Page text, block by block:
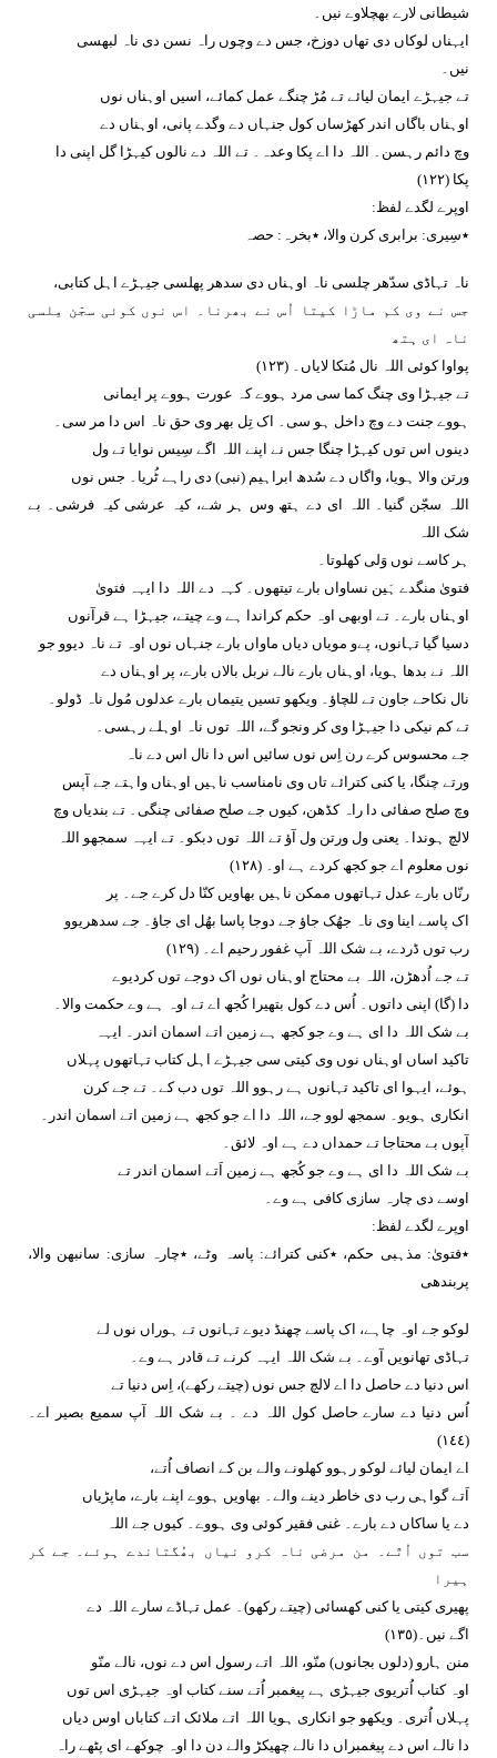
شیطانی لارے بھچلاوے نیں۔
ایہناں لوکاں دی تھاں دوزخ، جس دے وچوں راہ نسن دی ناہ لبھسی
نیں۔
تے جیہڑے ایمان لیائے تے مُڑ چنگے عمل کمائے، اسیں اوہناں نوں
اوہناں باگاں اندر کھڑساں کول جنہاں دے وگدے پانی، اوہناں دے
وچ دائم رہسن۔ اللہ دا اے پکا وعدہ۔ تے اللہ دے نالوں کیہڑا گل اپنی دا
پکا (١٢٢)
اوپرے لگدے لفظ:
٭سِیری: برابری کرن والا، ٭بخرہ: حصہ
ناہ تہاڈی سدّھر چلسی ناہ اوہناں دی سدھر پھلسی جیہڑے اہل کتابی،
جس نے وی کم ماڑا کیتا اُس نے بھرنا۔ اس نوں کوئی سجّن مِلسی
ناہ ای ہتھ
پواوا کوئی اللہ نال مُتکا لایاں۔ (١٢٣)
تے جیہڑا وی چنگ کما سی مرد ہووے کہ عورت ہووے پر ایمانی
ہووے جنت دے وچ داخل ہو سی۔ اک تِل بھر وی حق ناہ اس دا مر سی۔
دینوں اس توں کیہڑا چنگا جس نے اپنے اللہ اگے سِیس نوایا تے ول
ورتن والا ہویا، واگاں دے سُدھ ابراہیم (نبی) دی راہے ٹُریا۔ جس نوں
اللہ سجّن گنیا۔ اللہ ای دے ہتھ وس ہر شے، کیہ عرشی کیہ فرشی۔ بے
شک اللہ
ہر کاسے نوں وَلی کھلوتا۔
فتویٰ منگدے ہَین نساواں بارے تیتھوں۔ کہہ دے اللہ دا ایہہ فتویٰ
اوہناں بارے۔ تے اوبھی اوہ حکم کراندا ہے وے چیتے، جیہڑا ہے قرآنوں
دسیا گیا تہانوں، پےو مویاں دیاں ماواں بارے جنہاں نوں اوہ تے ناہ دیوو جو
اللہ نے بدھا ہویا، اوہناں بارے نالے نربل بالاں بارے، پر اوہناں دے
نال نکاحے جاون تے للچاؤ۔ ویکھو تسیں یتیماں بارے عدلوں مُول ناہ ڈولو۔
تے کم نیکی دا جیہڑا وی کر ونجو گے، اللہ توں ناہ اوہلے رہسی۔
جے محسوس کرے رن اِس نوں سائیں اس دا نال اس دے ناہ
ورتے چنگا، یا کنی کترائے تاں وی نامناسب ناہیں اوہناں واہتے جے آپس
وچ صلح صفائی دا راہ کڈھن، کیوں جے صلح صفائی چنگی۔ تے بندیاں وچ
لالچ ہوندا۔ یعنی ول ورتن ول آؤ تے اللہ توں دبکو۔ تے ایہہ سمجھو اللہ
نوں معلوم اے جو کجھ کردے ہے او۔ (١٢٨)
رنّاں بارے عدل تہاتھوں ممکن ناہیں بھاویں کنّا دل کرے جے۔ پر
اک پاسے اینا وی ناہ جھُک جاؤ جے دوجا پاسا بھُل ای جاؤ۔ جے سدھریوو
رب توں ڈردے، بے شک اللہ آپ غفور رحیم اے۔ (١٢٩)
تے جے اُدھڑن، اللہ بے محتاج اوہناں نوں اک دوجے توں کردیوے
دا (گا) اپنی داتوں۔ اُس دے کول بتھیرا کُجھ اے تے اوہ ہے وے حکمت والا۔
بے شک اللہ دا ای ہے وے جو کجھ ہے زمین اتے اسمان اندر۔ ایہہ
تاکید اساں اوہناں نوں وی کیتی سی جیہڑے اہل کتاب تہاتھوں پہلاں
ہوئے، ایہوا ای تاکید تہانوں ہے رہوو اللہ توں دب کے۔ تے جے کرن
انکاری ہویو۔ سمجھ لوو جے، اللہ دا اے جو کجھ ہے زمین اتے اسمان اندر۔
آپوں بے محتاجا تے حمداں دے ہے اوہ لائق۔
بے شک اللہ دا ای ہے وے جو کُجھ ہے زمین اَتے اسمان اندر تے
اوسے دی چارہ سازی کافی ہے وے۔
اوپرے لگدے لفظ:
٭فتویٰ: مذہبی حکم، ٭کنی کترائے: پاسہ وٹے، ٭چارہ سازی: سانبھن والا،
پربندھی
لوکو جے اوہ چاہے، اک پاسے چھنڈ دیوے تہانوں تے ہوراں نوں لے
تہاڈی تھانویں آوے۔ بے شک اللہ ایہہ کرنے تے قادر ہے وے۔
اس دنیا دے حاصل دا اے لالچ جس نوں (چیتے رکھے)، اِس دنیا تے
اُس دنیا دے سارے حاصل کول اللہ دے ۔ بے شک اللہ آپ سمیع بصیر اے۔
(١٤٤)
اے ایمان لیائے لوکو رہوو کھلونے والے بن کے انصاف اُتے،
اَتے گواہی رب دی خاطر دینے والے۔ بھاویں ہووے اپنے بارے، ماپڑیاں
دے یا ساکاں دے بارے۔ غنی فقیر کوئی وی ہووے۔ کیوں جے اللہ
سب توں اُتّے۔ من مرضی ناہ کرو نیاں بھُگتاندے ہوئے۔ جے کر
ہیرا
پھیری کیتی یا کنی کھسائی (چیتے رکھو)۔ عمل تہاڈے سارے اللہ دے
اگے نیں۔(١٣٥)
منن ہارو (دلوں بجانوں) منّو، اللہ اتے رسول اس دے نوں، نالے منّو
اوہ کتاب اُتریوی جیہڑی ہے پیغمبر اُتے سنے کتاب اوہ جیہڑی اس توں
پہلاں اُتری۔ ویکھو جو انکاری ہویا اللہ اتے ملائک اتے کتاباں اوس دیاں
دا نالے اس دے پیغمبراں دا نالے چھیکڑ والے دن دا اوہ چوکھے ای پٹھے راہ